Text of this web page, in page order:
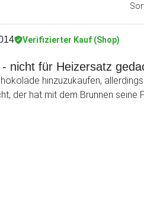
Verifizierter Kauf (Shop)
nicht für Heizersatz
hinzuzukaufen,
der hat mit dem Brunnen seine